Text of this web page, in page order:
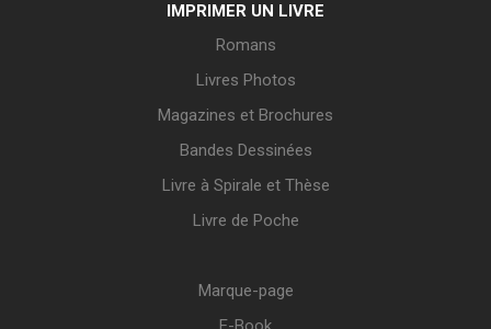
IMPRIMER UN LIVRE
Romans
Livres Photos
Magazines et Brochures
Bandes Dessinées
Livre à Spirale et Thèse
Livre de Poche
Marque-page